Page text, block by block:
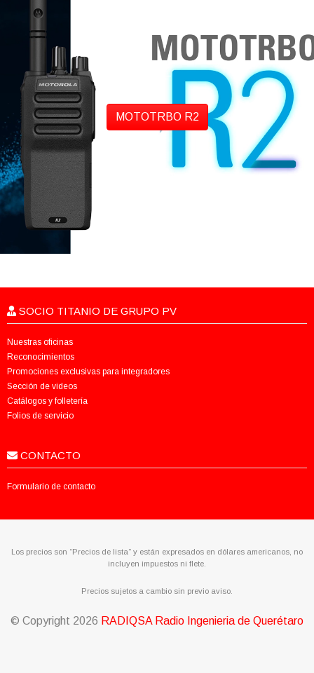
MOTOTRBO R2
SOCIO TITANIO DE GRUPO PV
Nuestras oficinas
Reconocimientos
Promociones exclusivas para integradores
Sección de videos
Catálogos y folletería
Folios de servicio
CONTACTO
Formulario de contacto
Los precios son “Precios de lista” y están expresados en dólares americanos, no
incluyen impuestos ni flete.
Precios sujetos a cambio sin previo aviso.
© Copyright 2026 RADIQSA Radio Ingenieria de Querétaro